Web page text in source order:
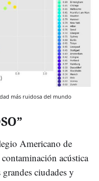
más ruidosa del mundo
Americano de
acústica
grandes ciudades y